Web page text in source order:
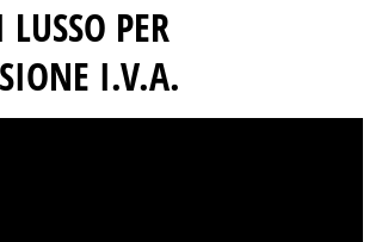
PER
I.V.A.